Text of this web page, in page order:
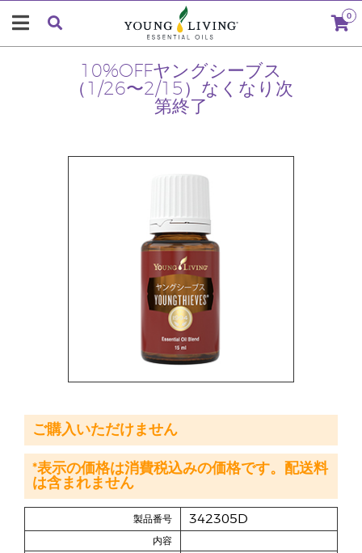
0
10%OFFヤングシーブス
（1/26〜2/15）なくなり次
第終了
製品番号 342305D
内容
ご購入いただけません
*表示の価格は消費税込みの価格です。配送料
は含まれません